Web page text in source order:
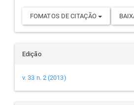
FOMATOS DE CITAÇÃO
Edição
v. 33 n. 2 (2013)